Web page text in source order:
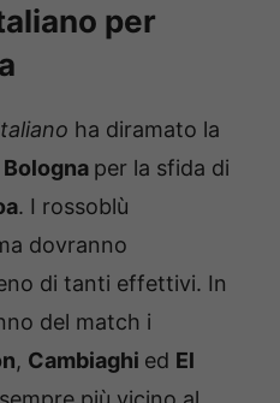
per
ha diramato la
Bologna per la sfida di
. I rossoblù
dovranno
di tanti effettivi. In
del match i
, Cambiaghi ed El